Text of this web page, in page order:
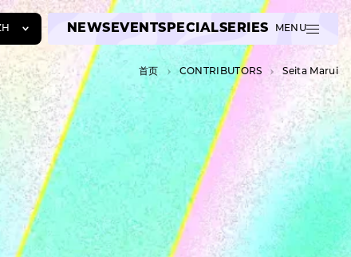
JA
NEWS EVENTSPECIALSERIES MENU
首页 C­O­N­T­R­I­B­U­T­O­R­S Seita Marui